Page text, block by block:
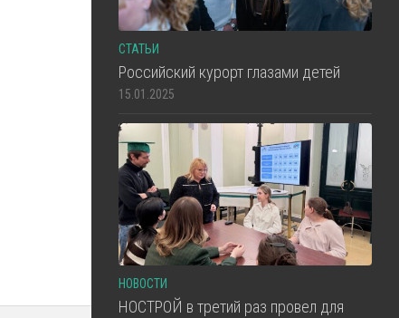
СТАТЬИ
Российский курорт глазами детей
15.01.2025
НОВОСТИ
НОСТРОЙ в третий раз провел для